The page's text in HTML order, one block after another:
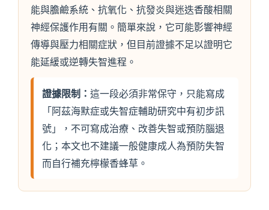
能與膽鹼系統、抗氧化、抗發炎與迷迭香酸相關
神經保護作用有關。簡單來說，它可能影響神經
傳導與壓力相關症狀，但目前證據不足以證明它
能延緩或逆轉失智進程。
證據限制： 這一段必須非常保守，只能寫成
「阿茲海默症或失智症輔助研究中有初步訊
號」，不可寫成治療、改善失智或預防腦退
化；本文也不建議一般健康成人為預防失智
而自行補充檸檬香蜂草。